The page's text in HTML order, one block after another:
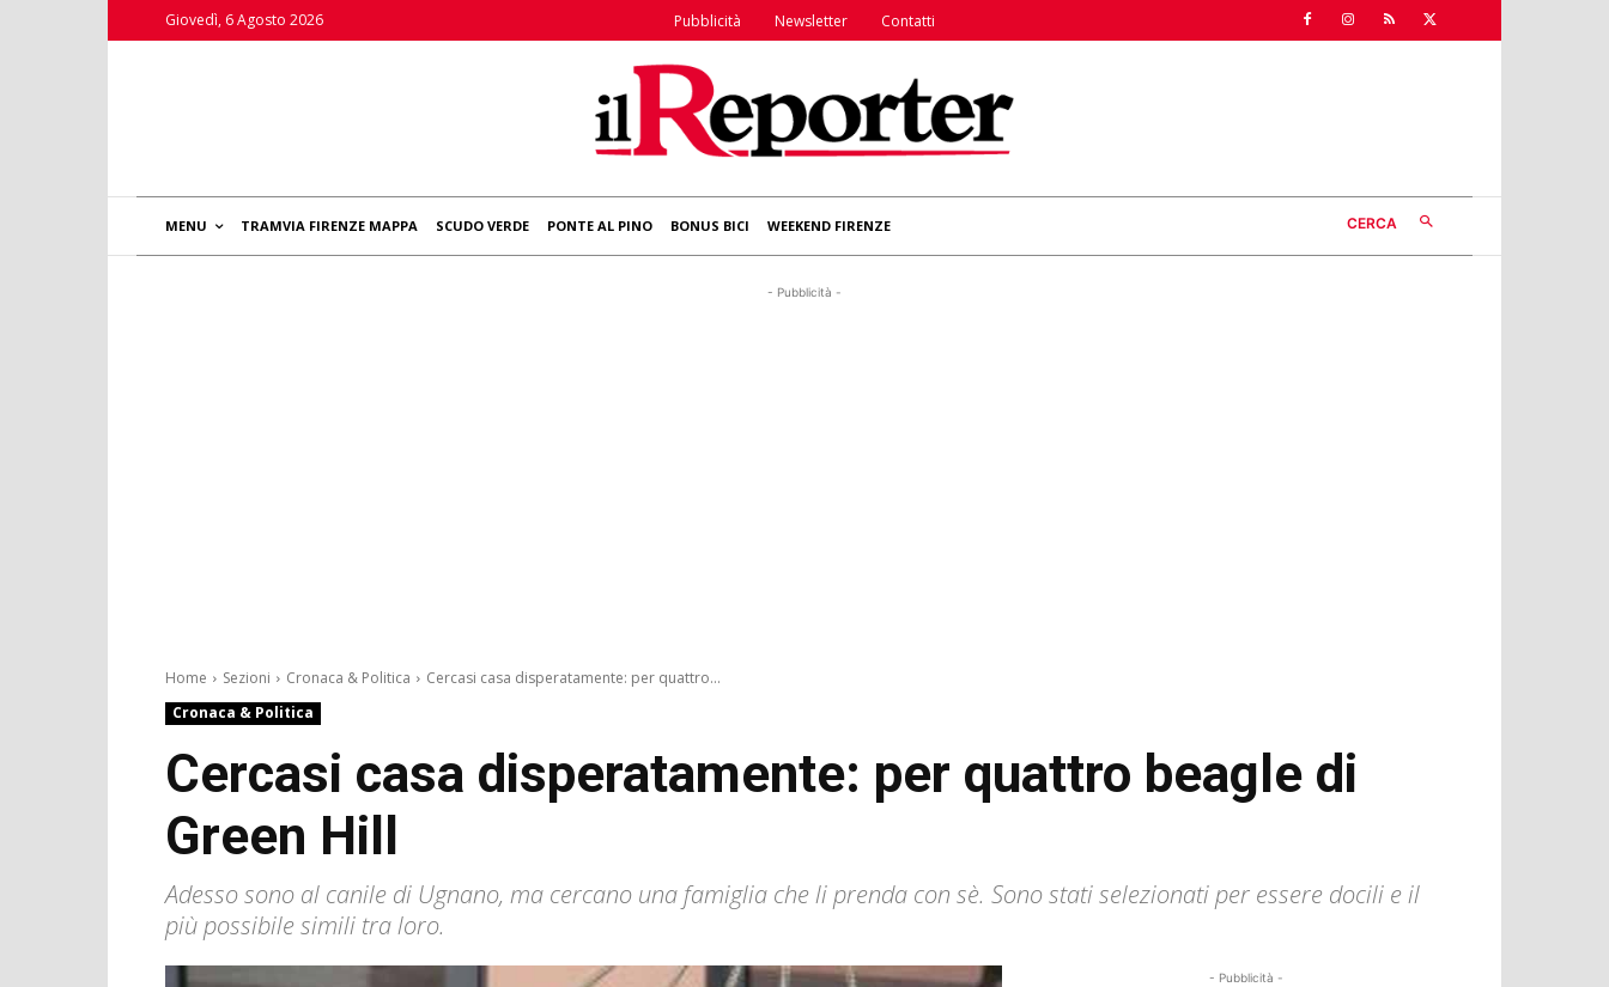
Giovedì, 6 Agosto 2026 Pubblicità Newsletter Contatti
MENU TRAMVIA FIRENZE MAPPA SCUDO VERDE PONTE AL PINO BONUS BICI WEEKEND FIRENZE CERCA
- Pubblicità -
Home Sezioni Cronaca & Politica
Cercasi casa disperatamente: per quattro...
Cronaca & Politica
Cercasi casa disperatamente: per quattro beagle di
Green Hill
Adesso sono al canile di Ugnano, ma cercano una famiglia che li prenda con sè. Sono stati selezionati per essere docili e il
più possibile simili tra loro.
- Pubblicità -